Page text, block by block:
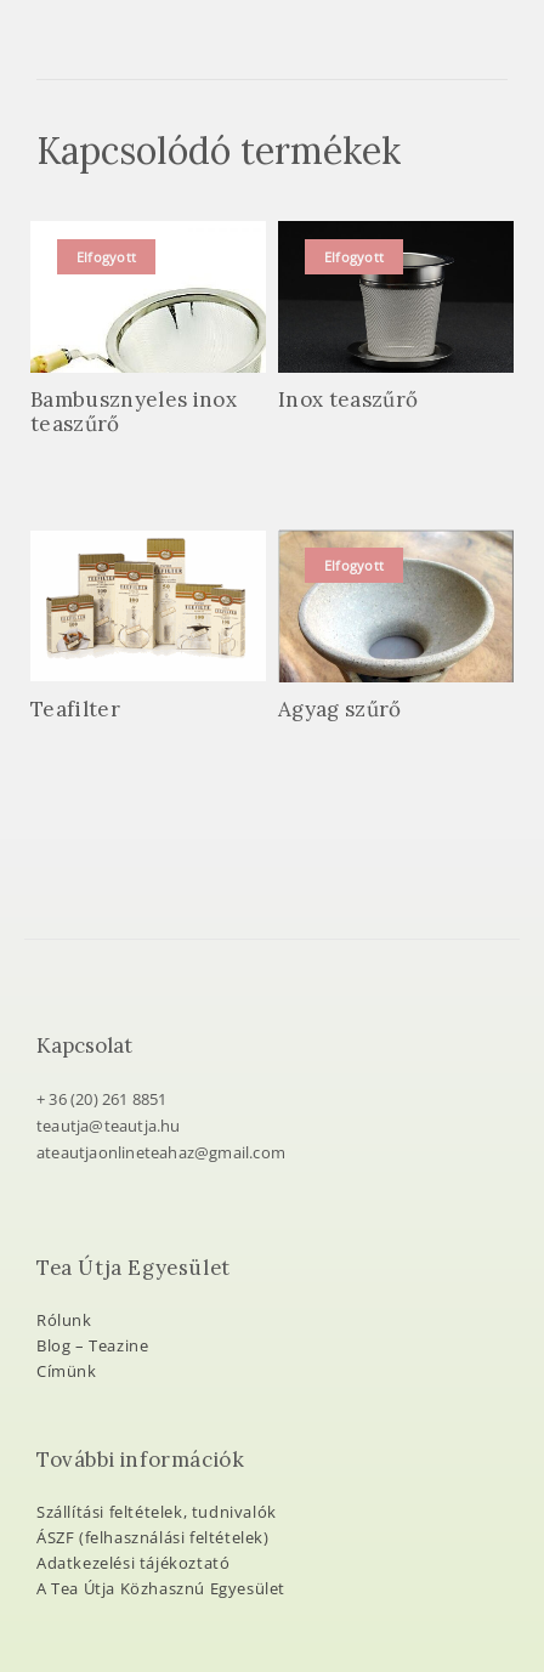
Kapcsolódó termékek
Elfogyott
Bambusznyeles inox
teaszűrő
Elfogyott
Inox teaszűrő
Teafilter
Elfogyott
Agyag szűrő
Kapcsolat
+ 36 (20) 261 8851
teautja@teautja.hu
ateautjaonlineteahaz@gmail.com
Tea Útja Egyesület
Rólunk
Blog – Teazine
Címünk
További információk
Szállítási feltételek, tudnivalók
ÁSZF (felhasználási feltételek)
Adatkezelési tájékoztató
A Tea Útja Közhasznú Egyesület